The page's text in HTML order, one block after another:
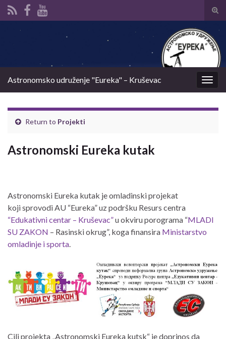
Astronomsko udruženje "Eureka" – Kruševac
Return to Projekti
Astronomski Eureka kutak
Astronomski Eureka kutak je omladinski projekat
koji sprovodi AU “Eureka” uz podršku Resurs centra
“Edukativni centar – Kruševac”u okviru porograma “MLADI
SU ZAKON – Rasinski okrug”, koga finansira Ministarstvo
omladinje i sporta.
Cilj projekta „Astronomski Eureka kutsk“ je doprinos da